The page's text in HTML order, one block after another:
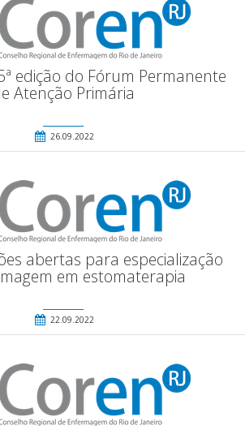
edição do Fórum Permanente
Atenção Primária
26.09.2022
abertas para especialização
em estomaterapia
22.09.2022